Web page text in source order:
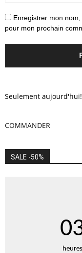
Enregistrer mon
pour mon prochain
Seulement
COMMANDER
SALE -50%
heures